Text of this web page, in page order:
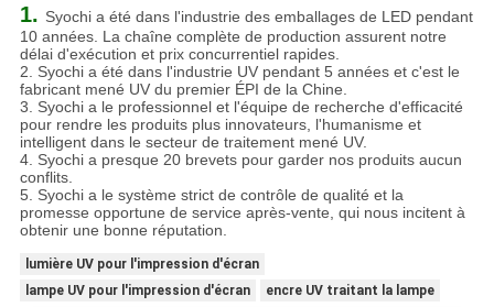
1. Syochi a été dans l'industrie des emballages de LED pendant
10 années. La chaîne complète de production assurent notre
délai d'exécution et prix concurrentiel rapides.
2. Syochi a été dans l'industrie UV pendant 5 années et c'est le
fabricant mené UV du premier ÉPI de la Chine.
3. Syochi a le professionnel et l'équipe de recherche d'efficacité
pour rendre les produits plus innovateurs, l'humanisme et
intelligent dans le secteur de traitement mené UV.
4. Syochi a presque 20 brevets pour garder nos produits aucun
conflits.
5. Syochi a le système strict de contrôle de qualité et la
promesse opportune de service après-vente, qui nous incitent à
obtenir une bonne réputation.
lumière UV pour l'impression d'écran
lampe UV pour l'impression d'écran
encre UV traitant la lampe